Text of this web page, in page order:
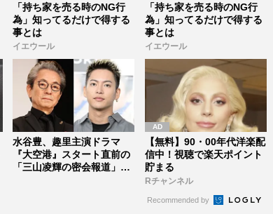
「持ち家を売る時のNG行
為」知ってるだけで得する
事とは
イエウール
「持ち家を売る時のNG行
為」知ってるだけで得する
事とは
イエウール
水谷豊、趣里主演ドラマ
『大空港』スタート直前の
「三山凌輝の密会報道」に
【無料】90・00年代洋楽配
信中！視聴で楽天ポイント
貯まる
Rチャンネル
Recommended by